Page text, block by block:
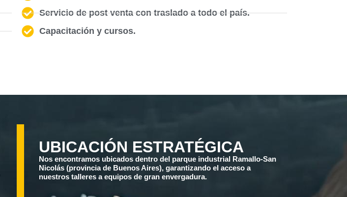
Servicio de post venta con traslado a todo el país.
Capacitación y cursos.
UBICACIÓN ESTRATÉGICA
Nos encontramos ubicados dentro del parque industrial Ramallo-San
Nicolás (provincia de Buenos Aires), garantizando el acceso a
nuestros talleres a equipos de gran envergadura.